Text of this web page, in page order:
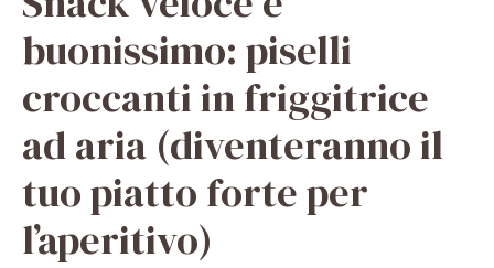
buonissimo: piselli
croccanti in friggitrice
ad aria (diventeranno il
tuo piatto forte per
l’aperitivo)